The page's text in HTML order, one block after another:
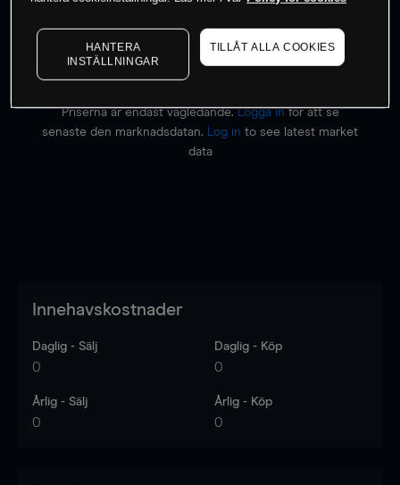
Priserna är endast vägledande.Logga inför att se
senaste den marknadsdatan.
Log in to see latest market
data
Innehavskostnader
Daglig - Sälj
0
Daglig - Köp
0
Årlig - Sälj
0
Årlig - Köp
0
HANTERA
INSTÄLLNINGAR
TILLÅT ALLA COOKIES